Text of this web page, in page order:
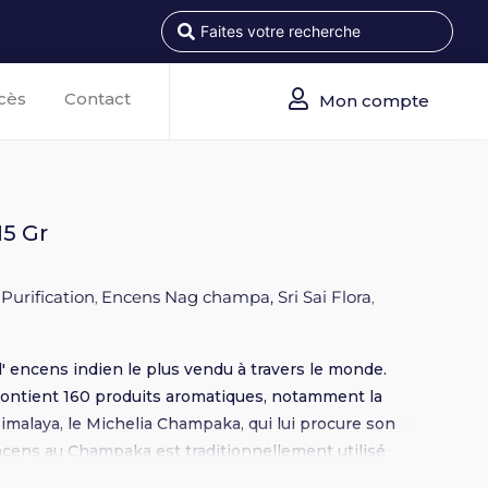
Contact Mon compte
Gr
Purification, Encens Nag champa, Sri Sai Flora,
encens indien le plus vendu à travers le monde.
160 produits aromatiques, notamment la
le Michelia Champaka, qui lui procure son
au Champaka est traditionnellement utilisé